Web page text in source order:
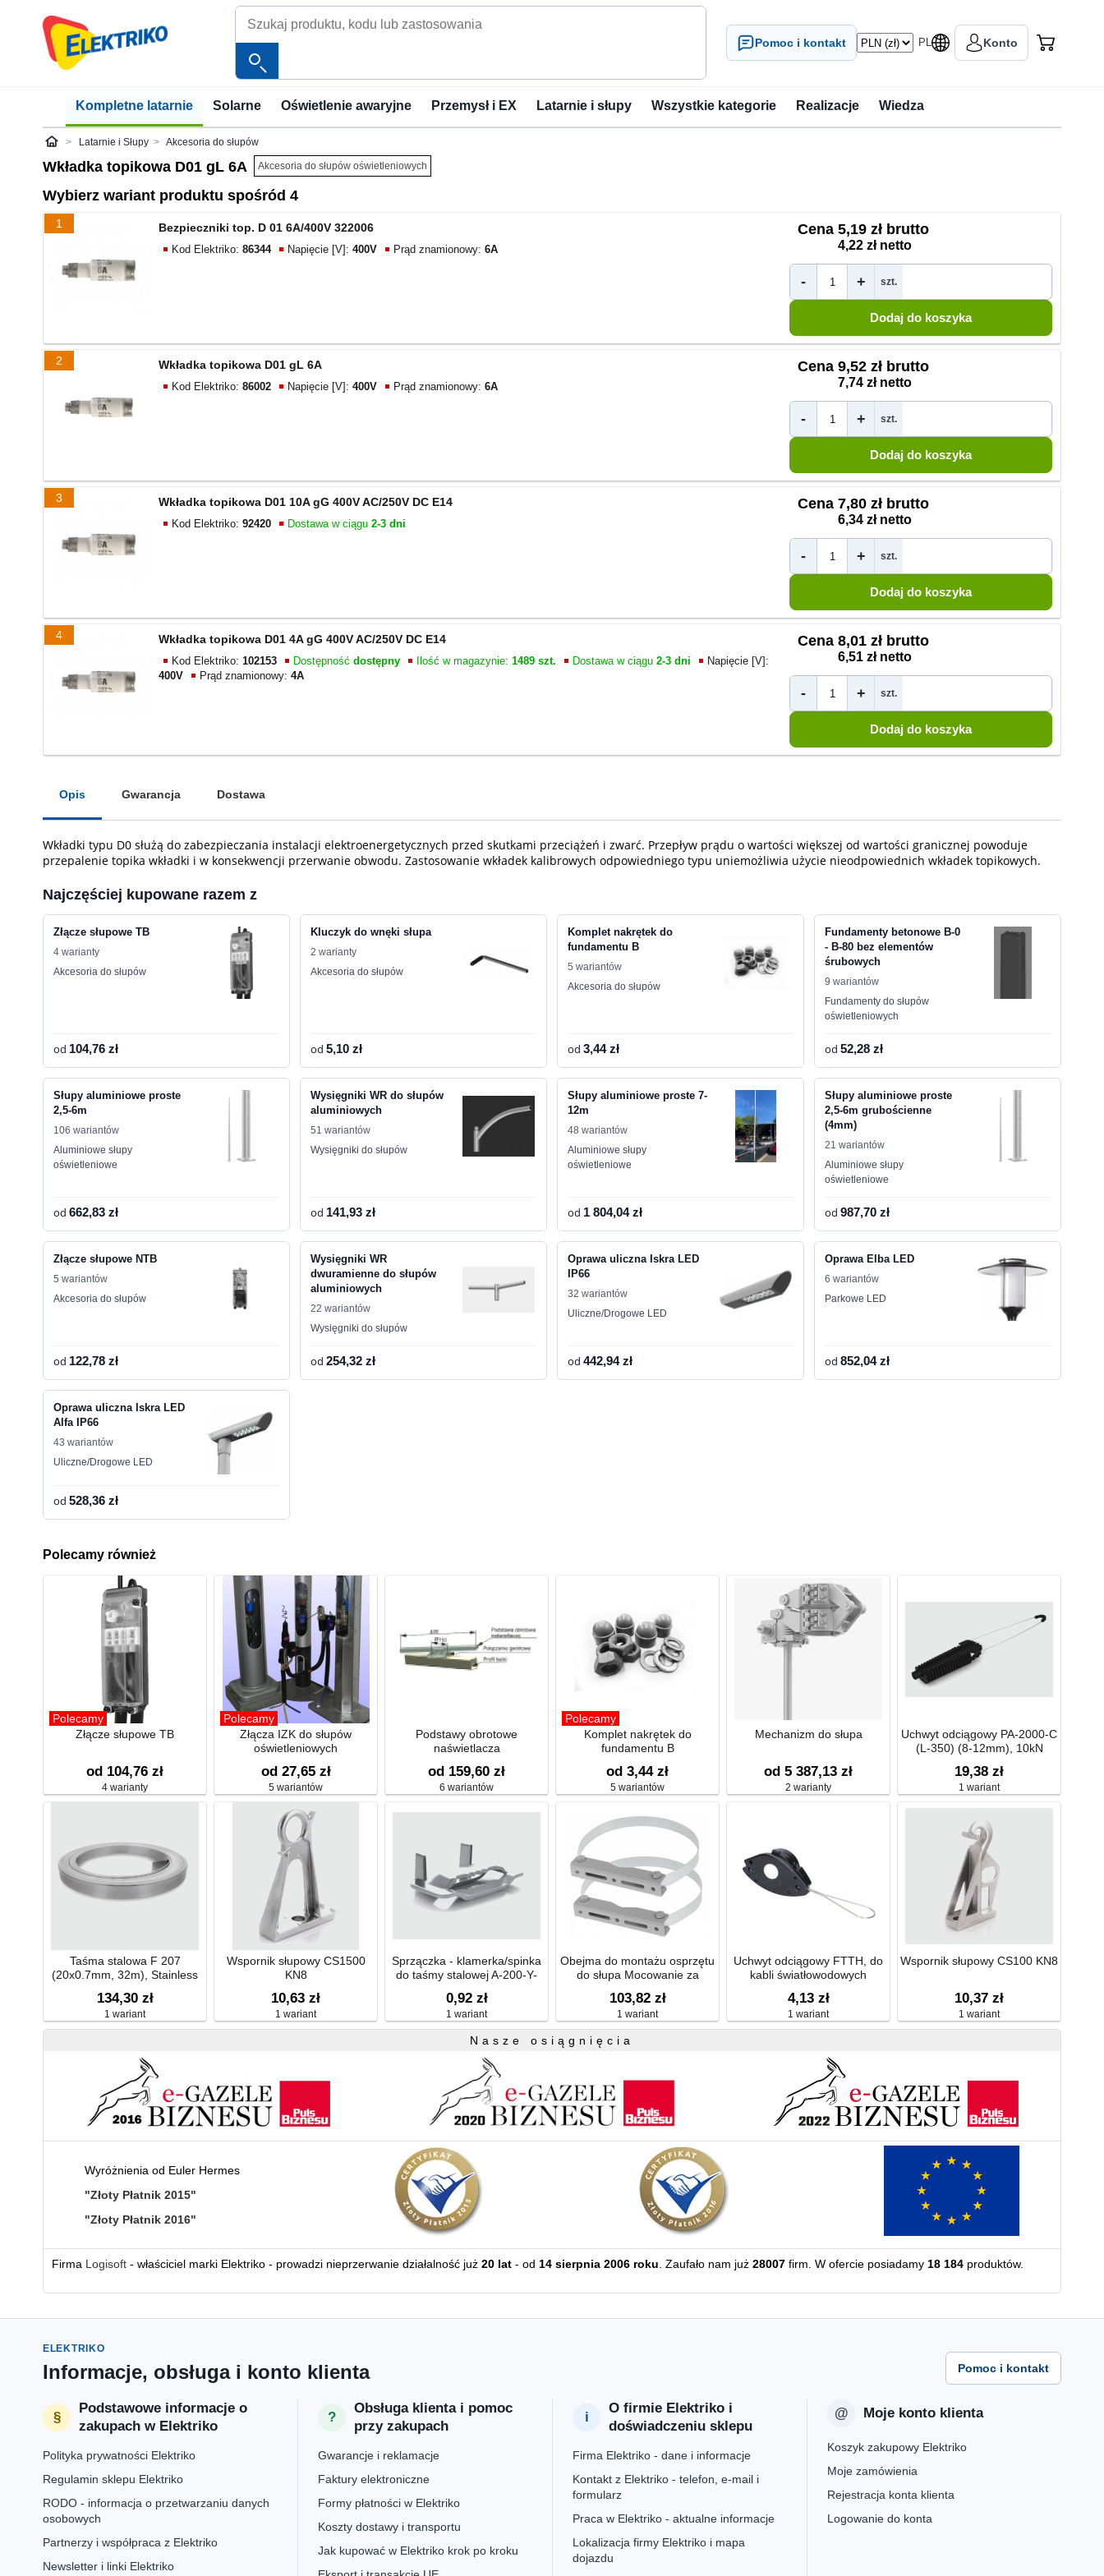
Pomoc i kontakt PL Konto
Kompletne latarnie Solarne Oświetlenie awaryjne Przemysł i EX Latarnie i słupy Wszystkie kategorie Realizacje Wiedza
ElektrikoLatarnie i Słupy Akcesoria do słupów
Wkładka topikowa D01 gL 6A Akcesoria do słupów oświetleniowych
Wybierz wariant produktu spośród 4
1 Bezpieczniki top. D 01 6A/400V 322006
Kod Elektriko: 86344 Napięcie [V]: 400V Prąd znamionowy: 6A
Cena 5,19 zł brutto
4,22 zł netto
- + szt.
2 Wkładka topikowa D01 gL 6A
Kod Elektriko: 86002 Napięcie [V]: 400V Prąd znamionowy: 6A
Cena 9,52 zł brutto
7,74 zł netto
- + szt.
3 Wkładka topikowa D01 10A gG 400V AC/250V DC E14
Kod Elektriko: 92420 Dostawa w ciągu 2-3 dni
Cena 7,80 zł brutto
6,34 zł netto
- + szt.
4 Wkładka topikowa D01 4A gG 400V AC/250V DC E14
Kod Elektriko: 102153 Dostępność dostępny Ilość w magazynie: 1489 szt. Dostawa w ciągu 2-3 dni
Napięcie [V]:
400V
Prąd znamionowy: 4A
Cena 8,01 zł brutto
6,51 zł netto
- + szt.
Opis Gwarancja Dostawa
Wkładki typu D0 służą do zabezpieczania instalacji elektroenergetycznych przed skutkami przeciążeń i zwarć. Przepływ prądu o wartości większej od wartości granicznej powoduje
przepalenie topika wkładki i w konsekwencji przerwanie obwodu. Zastosowanie wkładek kalibrowych odpowiedniego typu uniemożliwia użycie nieodpowiednich wkładek topikowych.
Najczęściej kupowane razem z
Złącze słupowe TB
4 warianty
Akcesoria do słupów
od 104,76 zł
Kluczyk do wnęki słupa
2 warianty
Akcesoria do słupów
od 5,10 zł
Komplet nakrętek do
fundamentu B
5 wariantów
Akcesoria do słupów
od 3,44 zł
Fundamenty betonowe B-0
- B-80 bez elementów
śrubowych
9 wariantów
Fundamenty do słupów
oświetleniowych
od 52,28 zł
Słupy aluminiowe proste
2,5-6m
106 wariantów
Aluminiowe słupy
oświetleniowe
od 662,83 zł
Wysięgniki WR do słupów
aluminiowych
51 wariantów
Wysięgniki do słupów
od 141,93 zł
Słupy aluminiowe proste 7-
12m
48 wariantów
Aluminiowe słupy
oświetleniowe
od 1 804,04 zł
Słupy aluminiowe proste
2,5-6m grubościenne
(4mm)
21 wariantów
Aluminiowe słupy
oświetleniowe
od 987,70 zł
Złącze słupowe NTB
5 wariantów
Akcesoria do słupów
od 122,78 zł
Wysięgniki WR
dwuramienne do słupów
aluminiowych
22 wariantów
Wysięgniki do słupów
od 254,32 zł
Oprawa uliczna Iskra LED
IP66
32 wariantów
Uliczne/Drogowe LED
od 442,94 zł
Oprawa Elba LED
6 wariantów
Parkowe LED
od 852,04 zł
Oprawa uliczna Iskra LED
Alfa IP66
43 wariantów
Uliczne/Drogowe LED
od 528,36 zł
Polecamy również
Polecamy
Złącze słupowe TB
od 104,76 zł
4 warianty
Polecamy
Złącza IZK do słupów
oświetleniowych
od 27,65 zł
5 wariantów
Podstawy obrotowe
naświetlacza
od 159,60 zł
6 wariantów
Polecamy
Komplet nakrętek do
fundamentu B
od 3,44 zł
5 wariantów
Mechanizm do słupa
od 5 387,13 zł
2 warianty
Uchwyt odciągowy PA-2000-C
(L-350) (8-12mm), 10kN
19,38 zł
1 wariant
Taśma stalowa F 207
(20x0.7mm, 32m), Stainless
opakowaniu
134,30 zł
1 wariant
Wspornik słupowy CS1500
KN8
10,63 zł
1 wariant
Sprzączka - klamerka/spinka
do taśmy stalowej A-200-Y-
0,92 zł
1 wariant
Obejma do montażu osprzętu
do słupa Mocowanie za
280mm
103,82 zł
1 wariant
Uchwyt odciągowy FTTH, do
kabli światłowodowych
4,13 zł
1 wariant
Wspornik słupowy CS100 KN8
10,37 zł
1 wariant
Nasze osiągnięcia
Wyróżnienia od Euler Hermes
"Złoty Płatnik 2015"
"Złoty Płatnik 2016"
Firma Logisoft - właściciel marki Elektriko - prowadzi nieprzerwanie działalność już 20 lat - od 14 sierpnia 2006 roku. Zaufało nam już 28007 firm. W ofercie posiadamy 18 184 produktów.
ELEKTRIKO
Informacje, obsługa i konto klienta Pomoc i kontakt
Podstawowe informacje o
zakupach w Elektriko
Polityka prywatności Elektriko
Regulamin sklepu Elektriko
RODO - informacja o przetwarzaniu danych
osobowych
Partnerzy i współpraca z Elektriko
Newsletter i linki Elektriko
Obsługa klienta i pomoc
przy zakupach
Gwarancje i reklamacje
Faktury elektroniczne
Formy płatności w Elektriko
Koszty dostawy i transportu
Jak kupować w Elektriko krok po kroku
O firmie Elektriko i
doświadczeniu sklepu
Firma Elektriko - dane i informacje
Kontakt z Elektriko - telefon, e-mail i
formularz
Praca w Elektriko - aktualne informacje
Lokalizacja firmy Elektriko i mapa
dojazdu
Moje konto klienta
Koszyk zakupowy Elektriko
Moje zamówienia
Rejestracja konta klienta
Logowanie do konta